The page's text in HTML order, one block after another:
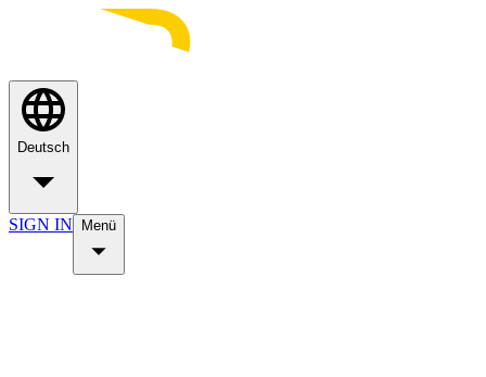
Deutsch
SIGN IN Menü